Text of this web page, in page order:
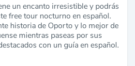
un encanto irresistible y podrás
free tour nocturno en español.
historia de Oporto y lo mejor de
mientras paseas por sus
con un guía en español.